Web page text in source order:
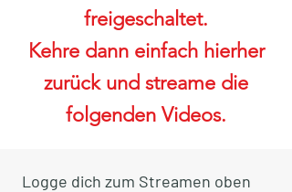
freigeschaltet.
Kehre dann einfach hierher
zurück und streame die
folgenden Videos.
Logge dich zum Streamen oben